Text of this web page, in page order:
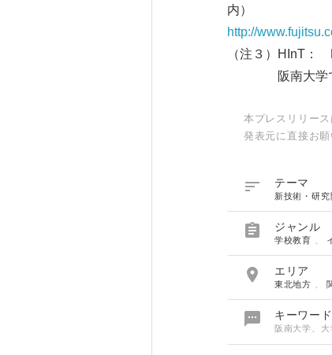
内）
http://
（注３）HInT：
阪南大学では
本プレスリリー
発表元に直接お願
 テーマ
新技術・研
 ジャンル
学校教育
 エリア
東北地方 、
 キーワード
阪南大学、